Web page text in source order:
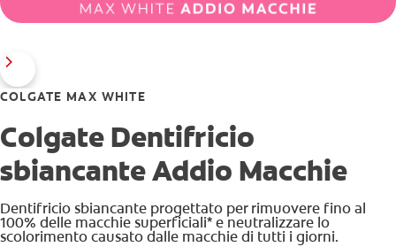
COLGATE MAX WHITE
Colgate Dentifricio
sbiancante Addio Macchie
Dentifricio sbiancante progettato per rimuovere fino al
100% delle macchie superficiali* e neutralizzare lo
scolorimento causato dalle macchie di tutti i giorni.